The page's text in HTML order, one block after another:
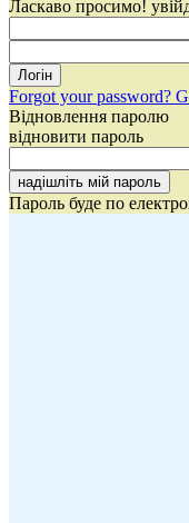
Ласкаво просимо!
Forgot your password?
Відновлення паролю
відновити пароль
Пароль буде по